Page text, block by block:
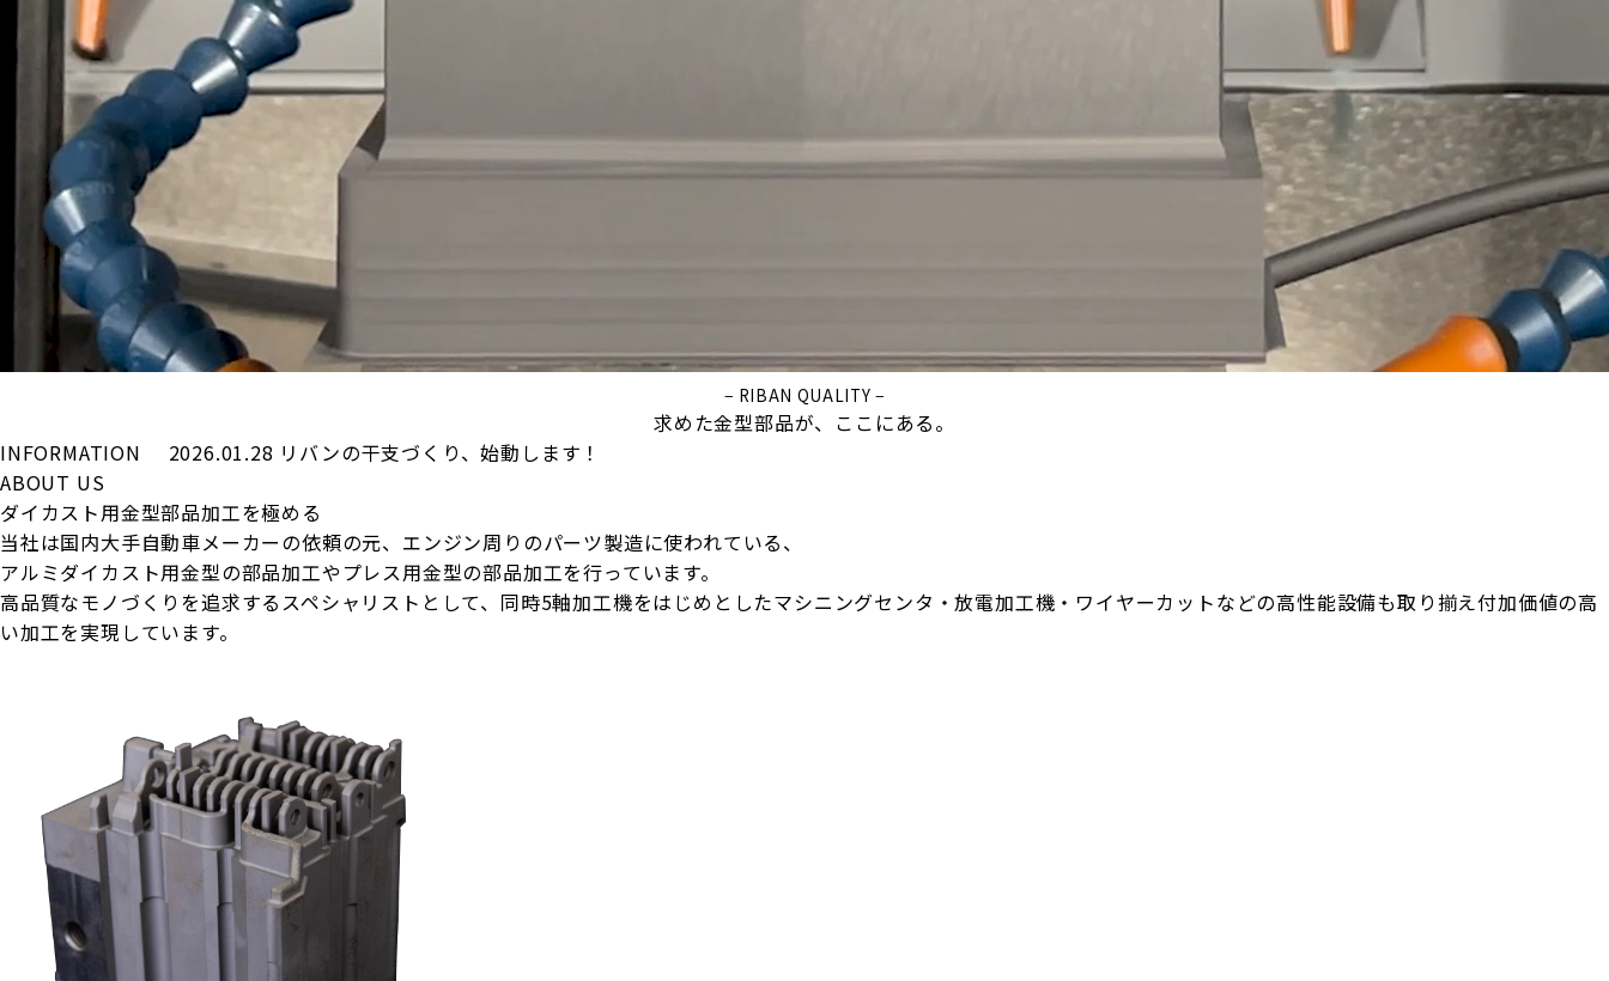
− RIBAN QUALITY −
求めた金型部品が、ここにある。
INFORMATION
2026.01.28 リバンの干支づくり、始動します！
ABOUT US
ダイカスト用金型部品加工を極める
当社は国内大手自動車メーカーの依頼の元、エンジン周りのパーツ製造に使われている、
アルミダイカスト用金型の部品加工やプレス用金型の部品加工を行っています。
高品質なモノづくりを追求するスペシャリストとして、同時5軸加工機をはじめとしたマシニングセンタ・放電加工機・ワイヤーカットなどの高性能設備も取り揃え付加価値の高
い加工を実現しています。